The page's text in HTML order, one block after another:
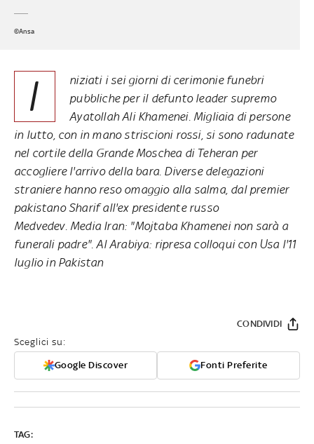
©Ansa
I
niziati i sei giorni di cerimonie funebri
pubbliche per il defunto leader supremo
Ayatollah Ali Khamenei. Migliaia di persone
in lutto, con in mano striscioni rossi, si sono radunate
nel cortile della Grande Moschea di Teheran per
accogliere l'arrivo della bara. Diverse delegazioni
straniere hanno reso omaggio alla salma, dal premier
pakistano Sharif all'ex presidente russo
Medvedev. Media Iran: "Mojtaba Khamenei non sarà a
funerali padre". Al Arabiya: ripresa colloqui con Usa l'11
luglio in Pakistan
Sceglici su:
Google Discover Fonti Preferite
CONDIVIDI
TAG: